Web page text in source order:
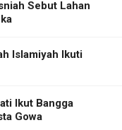
Sebut Lahan
Islamiyah Ikuti
Ikut Bangga
Gowa